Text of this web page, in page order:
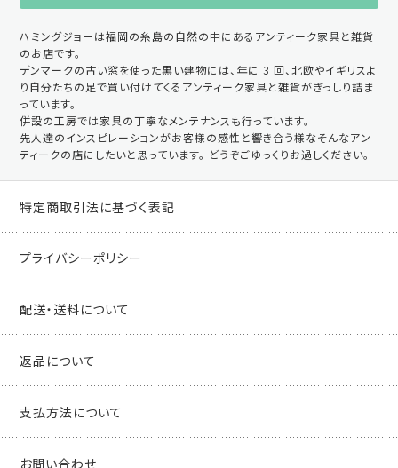
ハミングジョーは福岡の糸島の自然の中にあるアンティーク家具と雑貨
のお店です。
デンマークの古い窓を使った黒い建物には、年に 3 回、北欧やイギリスよ
り自分たちの足で買い付けてくるアンティーク家具と雑貨がぎっしり詰ま
っています。
併設の工房では家具の丁寧なメンテナンスも行っています。
先人達のインスピレーションがお客様の感性と響き合う様なそんなアン
ティークの店にしたいと思っています。 どうぞごゆっくりお過しください。
特定商取引法に基づく表記
プライバシーポリシー
配送・送料について
返品について
支払方法について
お問い合わせ